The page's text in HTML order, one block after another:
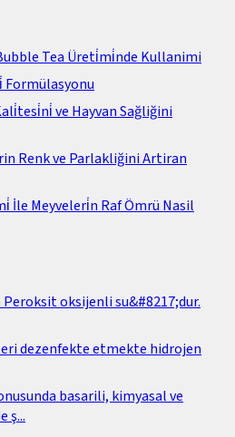
Tea Üreti̇mi̇nde Kullanimi
Formülasyonu
ve Hayvan Sağliğini
Renk ve Parlakliğini Artiran
İle Meyveleri̇n Raf Ömrü Nasil
oksijenli su&#8217;dur.
dezenfekte etmekte hidrojen
basarili, kimyasal ve
ş...